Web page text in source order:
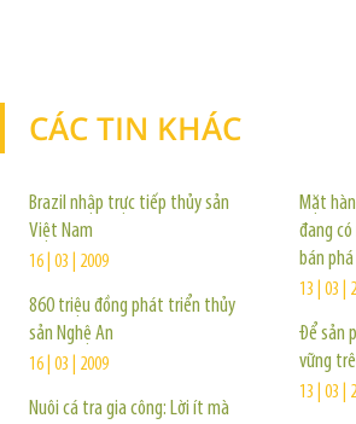
CÁC TIN KHÁC
Brazil nhập trực tiếp thủy sản
Việt Nam
16 | 03 | 2009
860 triệu đồng phát triển thủy
sản Nghệ An
16 | 03 | 2009
Nuôi cá tra gia công: Lời ít mà
Mặt
đang
bán
13 | 03 |
Để sản
vững
13 | 03 |